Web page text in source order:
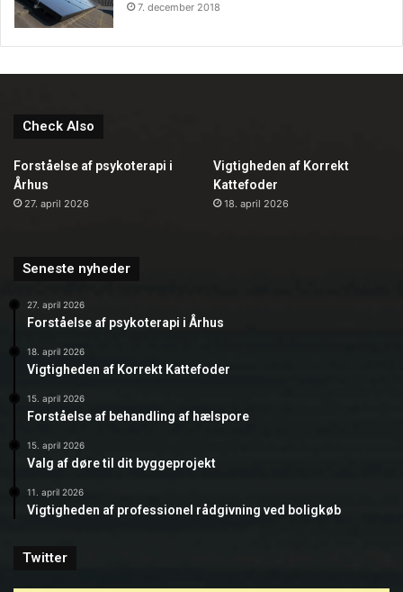
7. december 2018
Check Also
Forståelse af psykoterapi i
Århus
27. april 2026
Vigtigheden af Korrekt
Kattefoder
18. april 2026
Seneste nyheder
27. april 2026
Forståelse af psykoterapi i Århus
18. april 2026
Vigtigheden af Korrekt Kattefoder
15. april 2026
Forståelse af behandling af hælspore
15. april 2026
Valg af døre til dit byggeprojekt
11. april 2026
Vigtigheden af professionel rådgivning ved boligkøb
Twitter